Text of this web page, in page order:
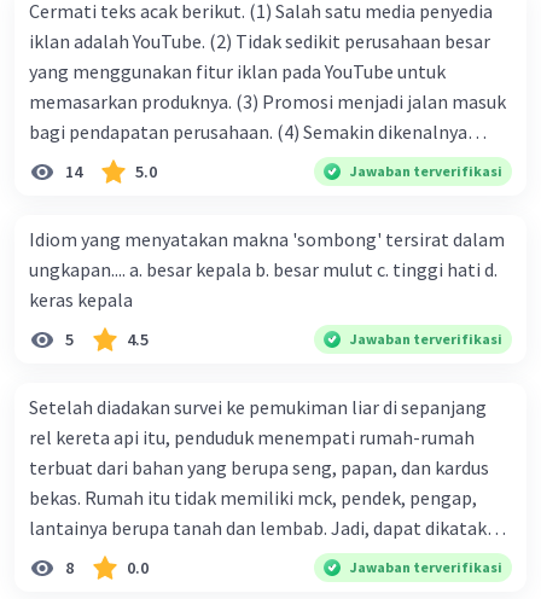
Cermati teks acak berikut. (1) Salah satu media penyedia
iklan adalah YouTube. (2) Tidak sedikit perusahaan besar
yang menggunakan fitur iklan pada YouTube untuk
memasarkan produknya. (3) Promosi menjadi jalan masuk
bagi pendapatan perusahaan. (4) Semakin dikenalnya
suatu produk oleh konsumen, semakin besar pula peluang
perusahaan kepada konsumen. Urutan yang tepat agar
menjadi teks eksposisi yang padu adalah .... A. (1)-(2)-(3)-
(4)-(5) B. (2)-(1)-(3)-(4)-(5) C. (3)-(1)-(2)-(5)-(4) D. (3)-(5)-
(4)-(1)-(2) E. (5)-(1)-(3)-(4)-(2)
14 5.0 Jawaban terverifikasi
Idiom yang menyatakan makna 'sombong' tersirat dalam
ungkapan.... a. besar kepala b. besar mulut c. tinggi hati d.
keras kepala
5 4.5 Jawaban terverifikasi
Setelah diadakan survei ke pemukiman liar di sepanjang
rel kereta api itu, penduduk menempati rumah-rumah
terbuat dari bahan yang berupa seng, papan, dan kardus
bekas. Rumah itu tidak memiliki mck, pendek, pengap,
lantainya berupa tanah dan lembab. Jadi, dapat dikatakan
bahwa tempat tinggal mereka tidak layak huni dan tidak
8 0.0 Jawaban terverifikasi